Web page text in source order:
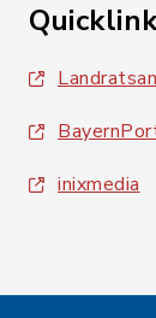
inixmedia